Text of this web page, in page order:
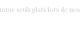
seuls plats lors de nos